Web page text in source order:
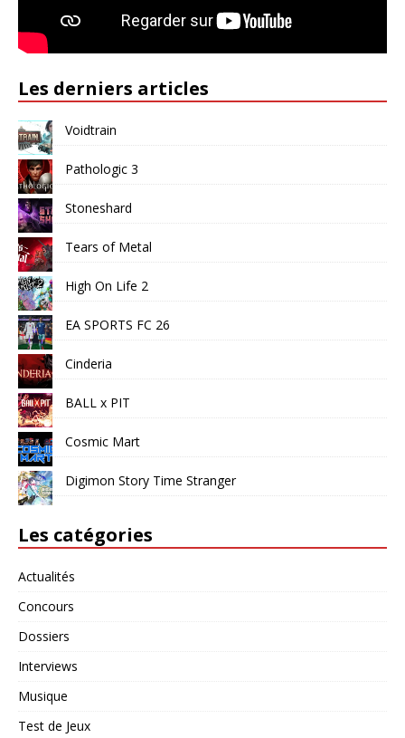
Les derniers articles
Voidtrain
Pathologic 3
Stoneshard
Tears of Metal
High On Life 2
EA SPORTS FC 26
Cinderia
BALL x PIT
Cosmic Mart
Digimon Story Time Stranger
Les catégories
Actualités
Concours
Dossiers
Interviews
Musique
Test de Jeux